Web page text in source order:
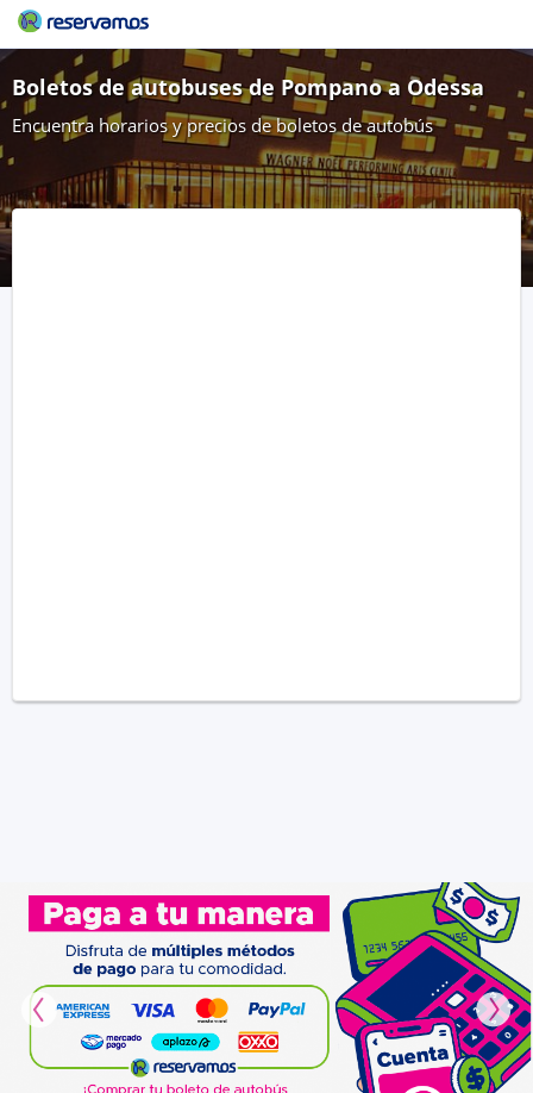
Boletos de autobuses de Pompano a Odessa
Encuentra horarios y precios de boletos de autobús